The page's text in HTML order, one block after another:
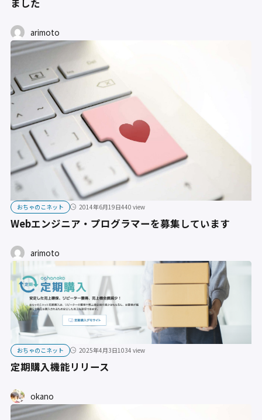
arimoto
おちゃのこネット 2014年6月19日440 view
Webエンジニア・プログラマーを募集しています
arimoto
おちゃのこネット 2025年4月3日1034 view
定期購入機能リリース
okano